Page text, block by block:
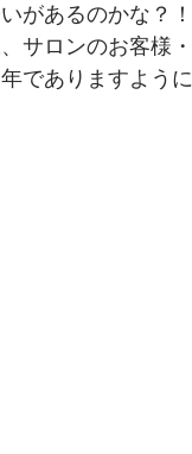
があるのかな？！
サロンのお客様・
でありますよう